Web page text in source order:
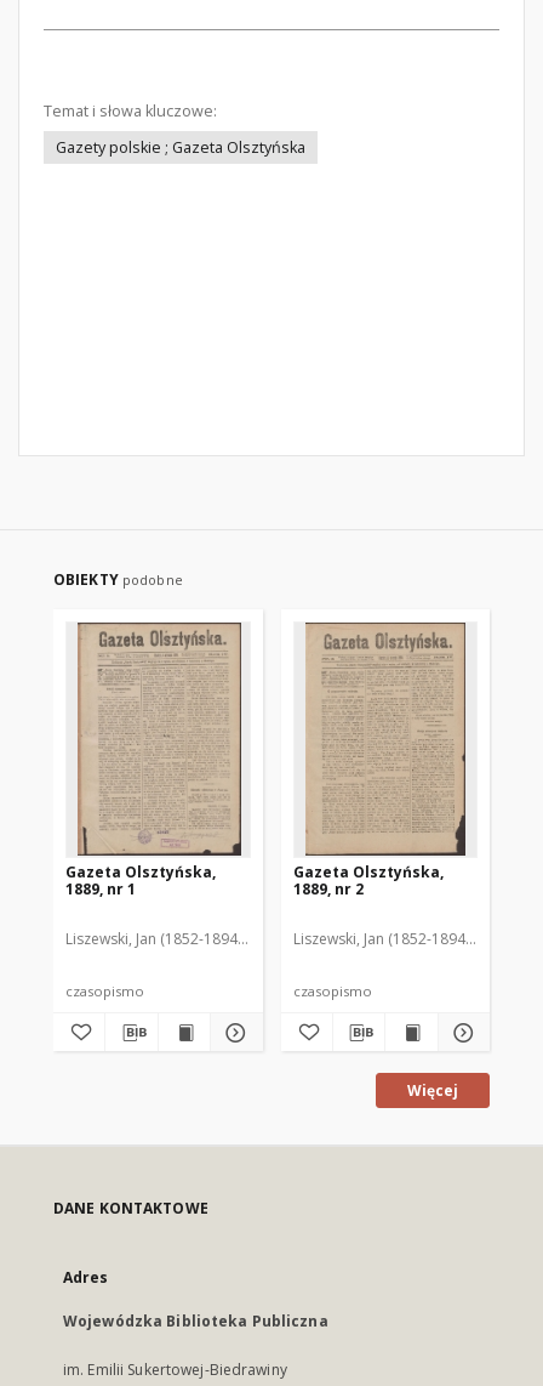
Temat i słowa kluczowe:
Gazety polskie ; Gazeta Olsztyńska
OBIEKTY podobne
Gazeta Olsztyńska,
1889, nr 1
Liszewski, Jan (1852-1894). Red.
czasopismo
Gazeta Olsztyńska,
1889, nr 2
Liszewski, Jan (1852-1894). Red.
czasopismo
Więcej
DANE KONTAKTOWE
Adres
Wojewódzka Biblioteka Publiczna
im. Emilii Sukertowej-Biedrawiny